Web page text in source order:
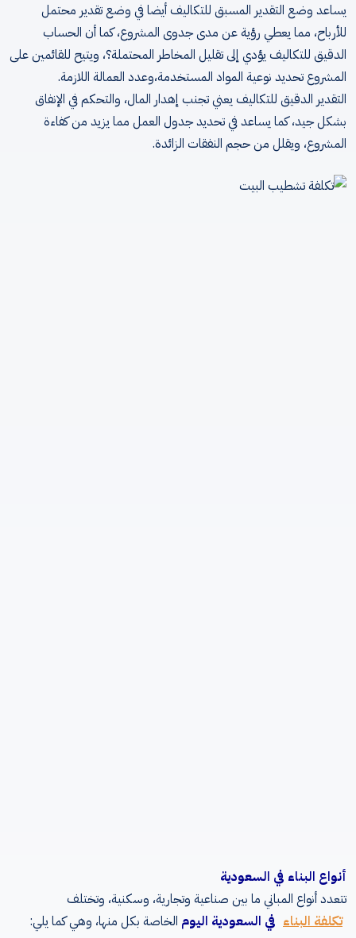
يساعد وضع التقدير المسبق للتكاليف أيضا في وضع تقدير محتمل
للأرباح، مما يعطي رؤية عن مدى جدوى المشروع، كما أن الحساب
الدقيق للتكاليف يؤدي إلى تقليل المخاطر المحتملة؟، ويتيح للقائمين على
المشروع تحديد نوعية المواد المستخدمة،وعدد العمالة اللازمة.
التقدير الدقيق للتكاليف يعني تجنب إهدار المال، والتحكم في الإنفاق
بشكل جيد، كما يساعد في تحديد جدول العمل مما يزيد من كفاءة
المشروع، ويقلل من حجم النفقات الزائدة.
أنواع البناء في السعودية
تتعدد أنواع المباني ما بين صناعية وتجارية، وسكنية، وتختلف
تكلفة البناء في السعودية اليوم الخاصة بكل منها، وهي كما يلي: